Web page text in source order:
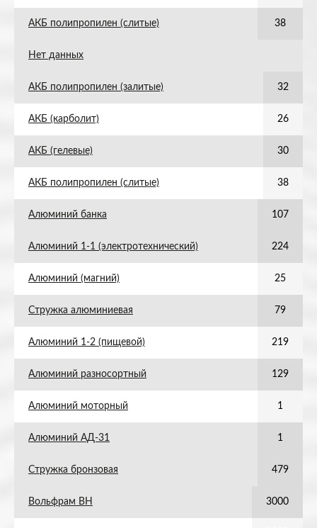
АКБ полипропилен (слитые) 38
Нет данных
АКБ полипропилен (залитые) 32
АКБ (карболит) 26
АКБ (гелевые) 30
АКБ полипропилен (слитые) 38
Алюминий банка 107
Алюминий 1-1 (электротехнический) 224
Алюминий (магний) 25
Стружка алюминиевая 79
Алюминий 1-2 (пищевой) 219
Алюминий разносортный 129
Алюминий моторный 1
Алюминий АД-31 1
Стружка бронзовая 479
Вольфрам ВН 3000